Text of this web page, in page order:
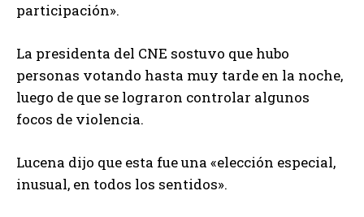
participación».
La presidenta del CNE sostuvo que hubo
personas votando hasta muy tarde en la noche,
luego de que se lograron controlar algunos
focos de violencia.
Lucena dijo que esta fue una «elección especial,
inusual, en todos los sentidos».